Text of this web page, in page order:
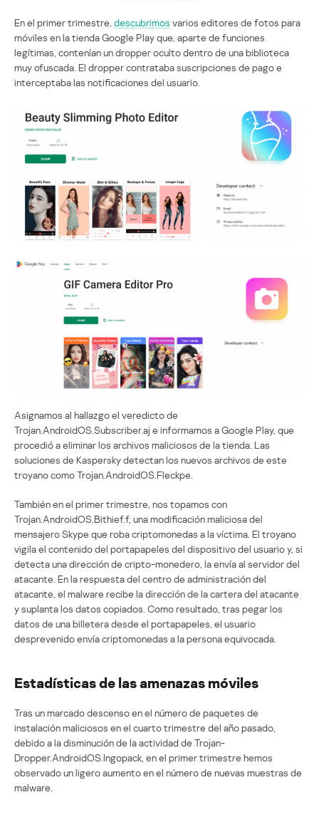
En el primer trimestre, descubrimos varios editores de fotos para
móviles en la tienda Google Play que, aparte de funciones
legítimas, contenían un dropper oculto dentro de una biblioteca
muy ofuscada. El dropper contrataba suscripciones de pago e
interceptaba las notificaciones del usuario.
Asignamos al hallazgo el veredicto de
Trojan.AndroidOS.Subscriber.aj e informamos a Google Play, que
procedió a eliminar los archivos maliciosos de la tienda. Las
soluciones de Kaspersky detectan los nuevos archivos de este
troyano como Trojan.AndroidOS.Fleckpe.
También en el primer trimestre, nos topamos con
Trojan.AndroidOS.Bithief.f, una modificación maliciosa del
mensajero Skype que roba criptomonedas a la víctima. El troyano
vigila el contenido del portapapeles del dispositivo del usuario y, si
detecta una dirección de cripto-monedero, la envía al servidor del
atacante. En la respuesta del centro de administración del
atacante, el malware recibe la dirección de la cartera del atacante
y suplanta los datos copiados. Como resultado, tras pegar los
datos de una billetera desde el portapapeles, el usuario
desprevenido envía criptomonedas a la persona equivocada.
Estadísticas de las amenazas móviles
Tras un marcado descenso en el número de paquetes de
instalación maliciosos en el cuarto trimestre del año pasado,
debido a la disminución de la actividad de Trojan-
Dropper.AndroidOS.Ingopack, en el primer trimestre hemos
observado un ligero aumento en el número de nuevas muestras de
malware.